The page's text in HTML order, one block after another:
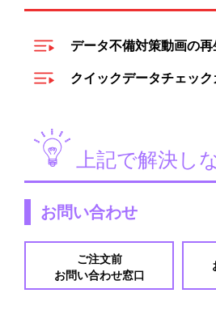
部数など、注文後に内容の変更を
土曜・日曜・祝日は納期の1営業
1日遅いのですが、間違いではな
データ不備対策動画の
クイックデータチェッ
上記で解決し
お問い合わせ
ご注文前
お問い合わせ窓口